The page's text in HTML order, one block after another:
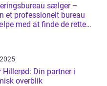
sælger –
et professionelt bureau
med at finde de rette
Hillerød: Din partner i
overblik